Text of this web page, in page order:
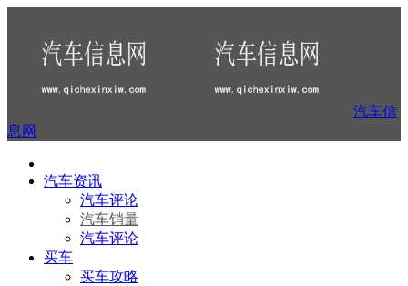
汽车信
息网
汽车资讯
汽车评论
汽车销量
汽车评论
买车
买车攻略